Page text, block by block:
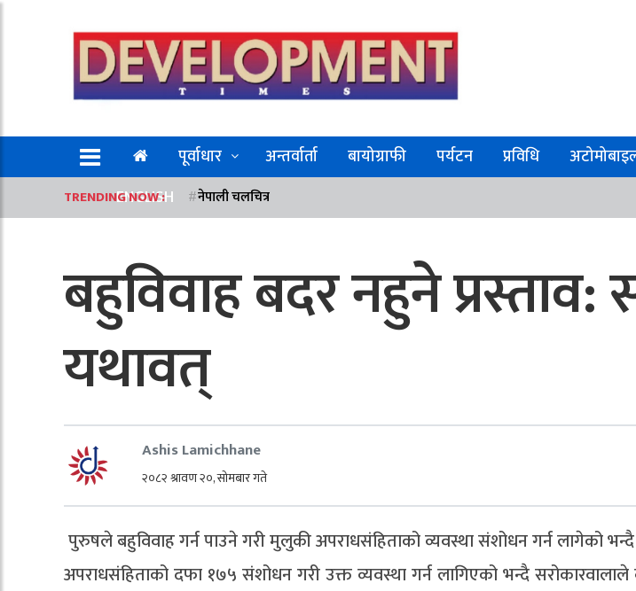
पूर्वाधार अन्तर्वार्ता बायोग्राफी पर्यटन प्रविधि
ENGLISH
TRENDING NOW : नेपाली चलचित्र
बहुविवाह बदर नहुने
यथावत्
Ashis Lamichhane
२०८२ श्रावण २०, सोमबार गते
पुरुषले बहुविवाह गर्न पाउने गरी मुलुकी अपराधसंहिताको व्यवस्था संशोधन गर्न लागेको
अपराधसंहिताको दफा १७५ संशोधन गरी उक्त व्यवस्था गर्न लागिएको भन्दै सरोकारवालाले